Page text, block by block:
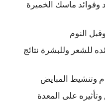
وفوائد ماسك الخميرة
النوم
للشعر وللبشرة نتائج
وتنشيط المبايض
على المعدة